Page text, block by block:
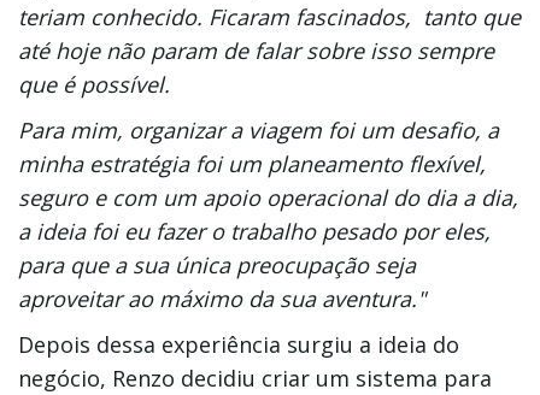
teriam conhecido. Ficaram fascinados, tanto que
até hoje não param de falar sobre isso sempre
que é possível.
Para mim, organizar a viagem foi um desafio, a
minha estratégia foi um planeamento flexível,
seguro e com um apoio operacional do dia a dia,
a ideia foi eu fazer o trabalho pesado por eles,
para que a sua única preocupação seja
aproveitar ao máximo da sua aventura."
Depois dessa experiência surgiu a ideia do
negócio, Renzo decidiu criar um sistema para